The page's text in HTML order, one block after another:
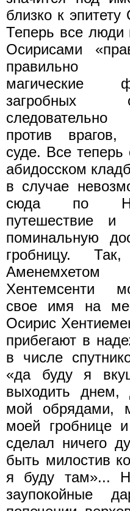
близко к
Теперь все люди
Осирисами
правильно
магические
загробных
против
суде. Все
абидосском
в случае
сюда по
путешествие и
поминальную
гробницу. Так,
Хентемсенти
свое имя на
Осирис
прибегают в
в числе
«да буду я
выходить днем,
мой обрядами,
моей гробнице
сделал ничего
быть милостив
я буду там»...
заупокойные